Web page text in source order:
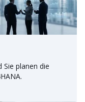
Sie planen die